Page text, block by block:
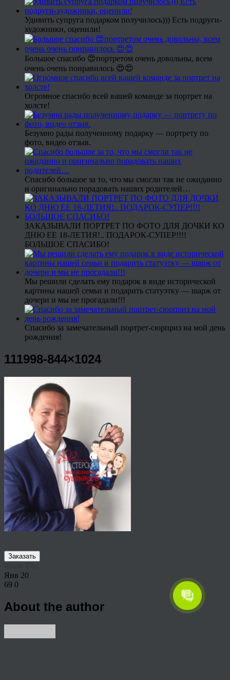
Удивить супруга подарком получилось))) Есть подруги-
художники, оценили!
Большое спасибо 😍портретом очень довольны, всем
очень очень понравилось 😍😍
Огромное спасибо всей вашей команде за портрет на
холсте!
Безумно рады полученному подарку — портрету по
фото, видео отзыв.
Спасибо большое за то, что мы смогли так не ожиданно
и оригинально порадовать наших родителей…
ЗАКАЗЫВАЛИ ПОРТРЕТ ПО ФОТО ДЛЯ ДОЧКИ КО
ДНЮ ЕЕ 18-ЛЕТИЯ!.. ПОДАРОК-СУПЕР!!!!
БОЛЬШОЕ СПАСИБО!
Мы решили сделать ему подарок в виде исторической
картины нашей семьи и подарить статуэтку — шарж от
дочери и мы не прогадали!!!
Спасибо за замечательный портрет-сюрприз на мой день
рождения!
111998-844×1024
Заказать
Янв 20
69 0
About the author